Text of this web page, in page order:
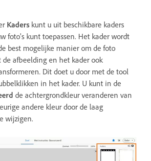
Kaders kunt u uit beschikbare kaders
foto's kunt toepassen. Het kader wordt
best mogelijke manier om de foto
de afbeelding en het kader ook
Dit doet u door met de tool
in het kader. U kunt in de
de achtergrondkleur veranderen van
andere kleur door de laag
wijzigen.